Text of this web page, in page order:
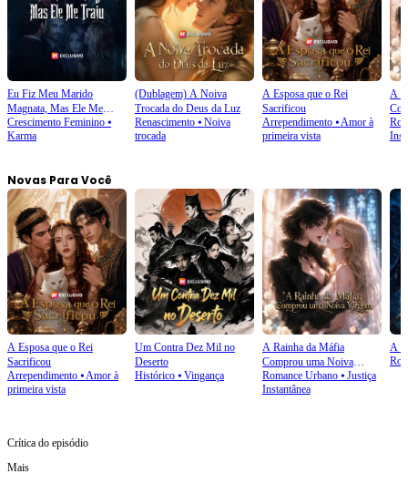
Eu Fiz Meu Marido
Magnata, Mas Ele Me
Traiu
Crescimento Feminino ⦁
Karma
(Dublagem) A Noiva
Trocada do Deus da Luz
Renascimento⦁ Noiva
trocada
A Esposa que o Rei
Sacrificou
Arrependimento⦁Amor à
primeira vista
A
Novas Para Você
A Esposa que o Rei
Sacrificou
Arrependimento ⦁Amor à
primeira vista
Um Contra Dez Mil no
Deserto
Histórico⦁ Vingança
A Rainha da Máfia
Comprou uma Noiva
Virgem
Romance Urbano⦁ Justiça
Instantânea
A
Crítica do episódio
Mais